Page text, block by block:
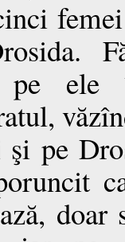
pe ele
şi pe
doar